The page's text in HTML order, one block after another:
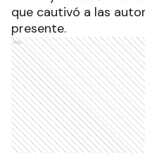
que cautivó a las
presente.
Ads